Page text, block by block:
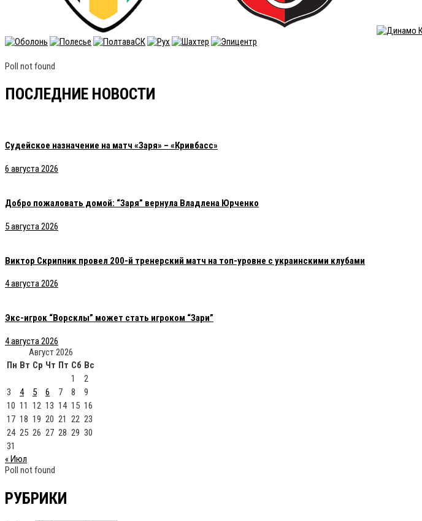
Poll not found
ПОСЛЕДНИЕ НОВОСТИ
Судейское назначение на матч «Заря» – «Кривбасс»
6 августа 2026
Добро пожаловать домой: “Заря” вернула Владлена Юрченко
5 августа 2026
Виктор Скрипник провел 200-й тренерский матч на топ-уровне с украинскими клубами
4 августа 2026
Экс-игрок “Ворсклы” может стать игроком “Зари”
4 августа 2026
Август 2026
Пн Вт Ср Чт Пт Сб Вс
1
2
3
4 5 6 7 8
9
10 11 12 13 14 15 16
17 18 19 20 21 22 23
24 25 26 27 28 29 30
31
« Июл
Poll not found
РУБРИКИ